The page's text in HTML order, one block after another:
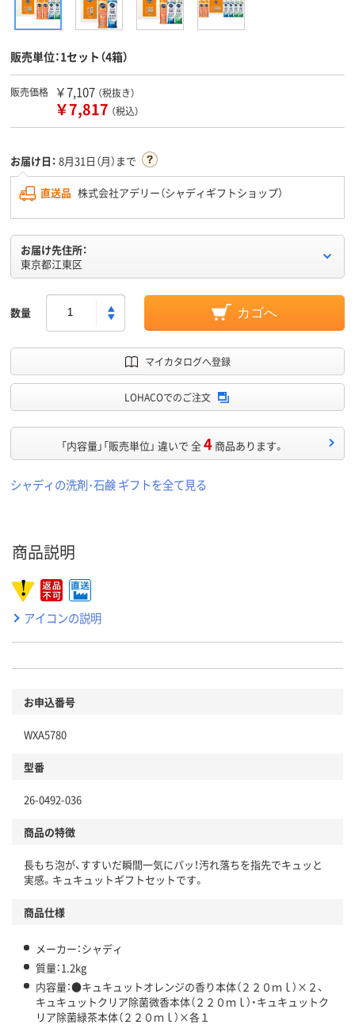
販売単位：1セット（4箱）
販売価格 ￥7,107 （税抜き）
￥7,817 （税込）
お届け日： 8月31日（月）まで
直送品 株式会社アデリー（シャディギフトショップ）
お届け先住所：
東京都江東区
数量 カゴへ
マイカタログへ登録
LOHACOでのご注文
「内容量」「販売単位」 違いで 全4 商品あります。
シャディの洗剤･石鹸 ギフトを全て見る
商品説明
アイコンの説明
お申込番号
WXA5780
型番
26-0492-036
商品の特徴
長もち泡が、すすいだ瞬間一気にパッ！汚れ落ちを指先でキュッと
実感。キュキュットギフトセットです。
商品仕様
メーカー：シャディ
質量：1.2kg
内容量：●キュキュットオレンジの香り本体（２２０ｍｌ）×２、
キュキュットクリア除菌微香本体（２２０ｍｌ）・キュキュットク
リア除菌緑茶本体（２２０ｍｌ）×各１